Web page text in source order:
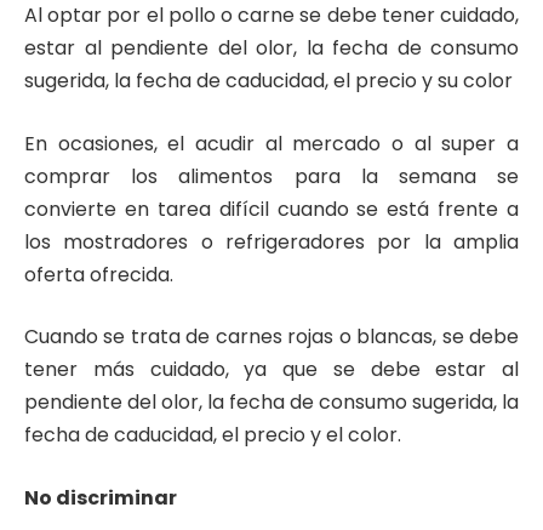
Al optar por el pollo o carne se debe tener cuidado,
estar al pendiente del olor, la fecha de consumo
sugerida, la fecha de caducidad, el precio y su color
En ocasiones, el acudir al mercado o al super a
comprar los alimentos para la semana se
convierte en tarea difícil cuando se está frente a
los mostradores o refrigeradores por la amplia
oferta ofrecida.
Cuando se trata de carnes rojas o blancas, se debe
tener más cuidado, ya que se debe estar al
pendiente del olor, la fecha de consumo sugerida, la
fecha de caducidad, el precio y el color.
No discriminar